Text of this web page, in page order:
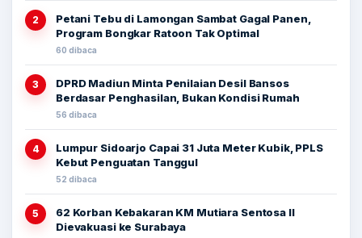
2
Petani Tebu di Lamongan Sambat Gagal Panen,
Program Bongkar Ratoon Tak Optimal
60 dibaca
3
DPRD Madiun Minta Penilaian Desil Bansos
Berdasar Penghasilan, Bukan Kondisi Rumah
56 dibaca
4
Lumpur Sidoarjo Capai 31 Juta Meter Kubik, PPLS
Kebut Penguatan Tanggul
52 dibaca
5
62 Korban Kebakaran KM Mutiara Sentosa II
Dievakuasi ke Surabaya